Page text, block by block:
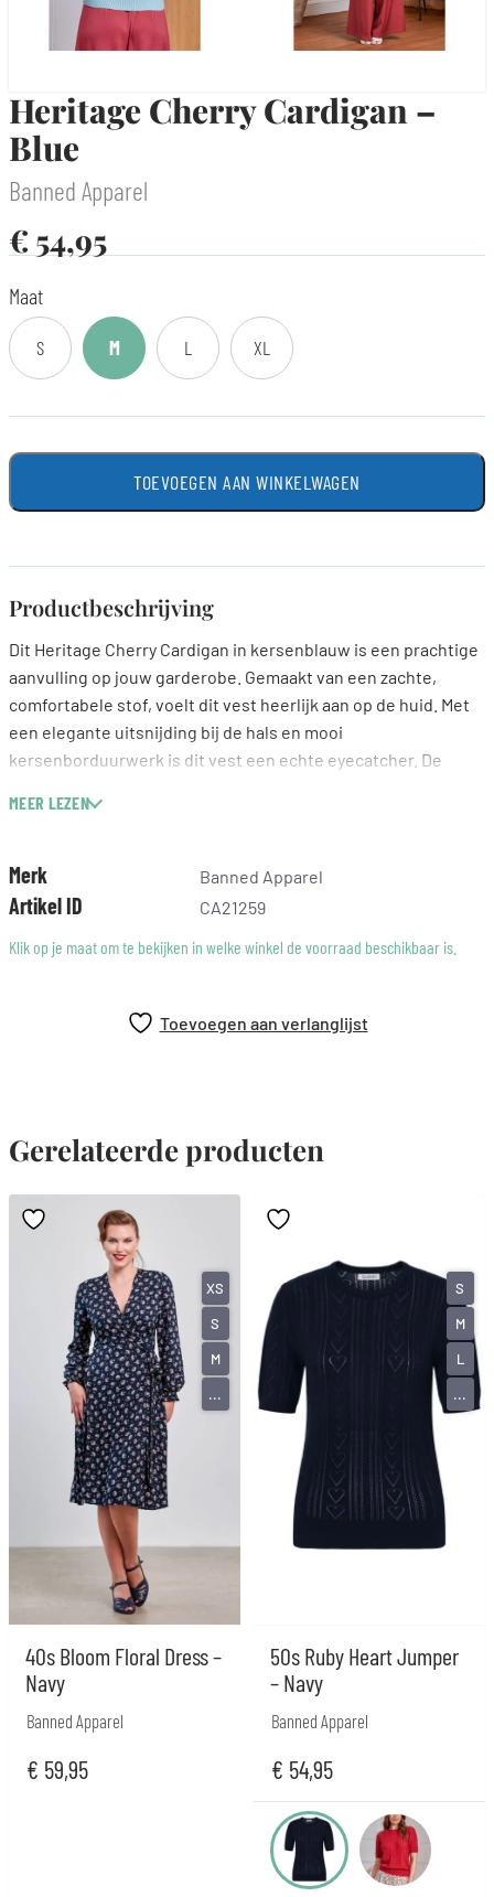
Heritage Cherry Cardigan –
Blue
Banned Apparel
€ 54,95
Maat
S M L XL
TOEVOEGEN AAN WINKELWAGEN
Productbeschrijving
Dit Heritage Cherry Cardigan in kersenblauw is een prachtige
aanvulling op jouw garderobe. Gemaakt van een zachte,
comfortabele stof, voelt dit vest heerlijk aan op de huid. Met
een elegante uitsnijding bij de hals en mooi
kersenborduurwerk is dit vest een echte eyecatcher. De
charmante touch toe, terwijl de comfortabele pasvorm zorgt
met een eenvoudige blouse of een leuke top voor een
verfijnde uitstraling.
MEER LEZEN
Merk Banned Apparel
Artikel ID
CA21259
Klik op je maat om te bekijken in welke winkel de voorraad beschikbaar is.
Toevoegen aan verlanglijst
Gerelateerde producten
40s Bloom Floral Dress –
Navy
Banned Apparel
€ 59,95
XS
S
M
...
50s Ruby Heart Jumper
– Navy
Banned Apparel
€ 54,95
S
M
L
...